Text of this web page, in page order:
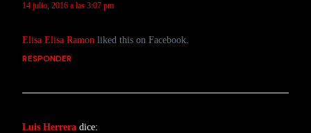
14 julio, 2016 a las 3:07 pm
Elisa Elisa Ramon liked this on Facebook.
RESPONDER
Luis Herrera dice: